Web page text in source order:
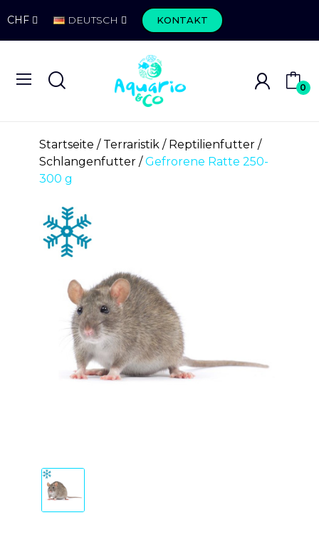
CHF DEUTSCH KONTAKT
0
Startseite Terraristik
Reptilienfutter
Schlangenfutter
Gefrorene Ratte 250-
300 g